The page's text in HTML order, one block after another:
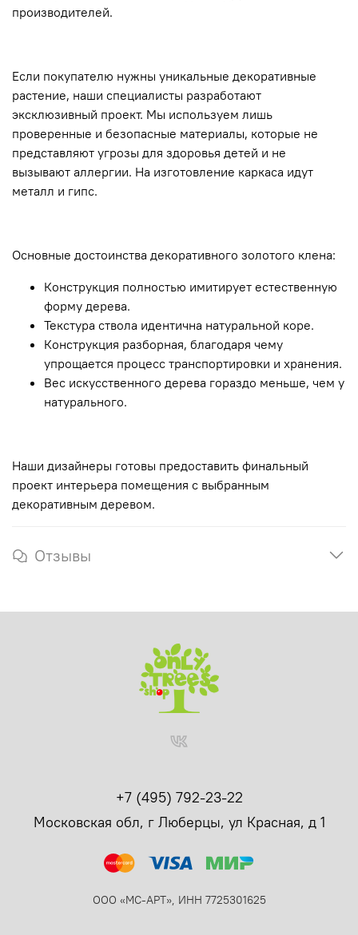
производителей.
Если покупателю нужны уникальные декоративные
растение, наши специалисты разработают
эксклюзивный проект. Мы используем лишь
проверенные и безопасные материалы, которые не
представляют угрозы для здоровья детей и не
вызывают аллергии. На изготовление каркаса идут
металл и гипс.
Основные достоинства декоративного золотого клена:
Конструкция полностью имитирует естественную
форму дерева.
Текстура ствола идентична натуральной коре.
Конструкция разборная, благодаря чему
упрощается процесс транспортировки и хранения.
Вес искусственного дерева гораздо меньше, чем у
натурального.
Наши дизайнеры готовы предоставить финальный
проект интерьера помещения с выбранным
декоративным деревом.
Отзывы
+7 (495) 792-23-22
Московская обл, г Люберцы, ул Красная, д 1
ООО «МС-АРТ», ИНН 7725301625